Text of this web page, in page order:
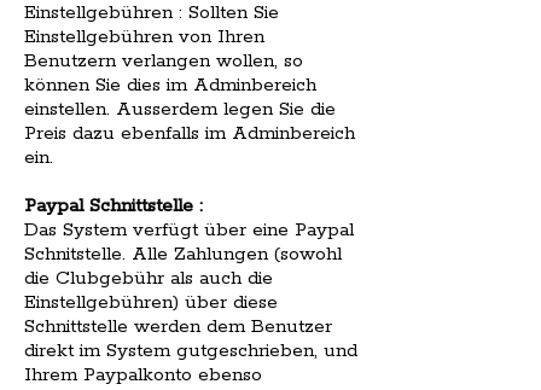
Einstellgebühren : Sollten Sie
Einstellgebühren von Ihren
Benutzern verlangen wollen, so
können Sie dies im Adminbereich
einstellen. Ausserdem legen Sie die
Preis dazu ebenfalls im Adminbereich
ein.
Paypal Schnittstelle :
Das System verfügt über eine Paypal
Schnitstelle. Alle Zahlungen (sowohl
die Clubgebühr als auch die
Einstellgebühren) über diese
Schnittstelle werden dem Benutzer
direkt im System gutgeschrieben, und
Ihrem Paypalkonto ebenso